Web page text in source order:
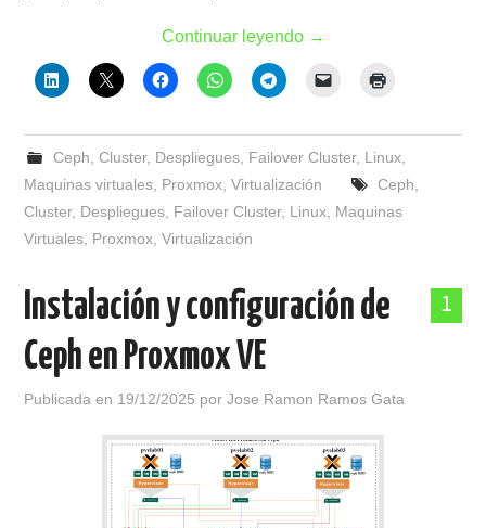
Continuar leyendo →
Ceph Cluster, Despliegues, Failover Cluster, Linux,
Maquinas virtuales Proxmox ,Virtualización Ceph
Cluster, Despliegues Failover Cluster, Linux Maquinas
Virtuales Proxmox ,Virtualización
1
Instalación y configuración de
Ceph en Proxmox VE
Publicada en 19/12/2025 porJose Ramon Ramos Gata